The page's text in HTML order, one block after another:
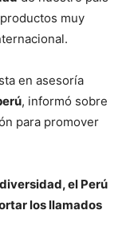
muy
en asesoría
, informó sobre
para promover
el Perú
los llamados